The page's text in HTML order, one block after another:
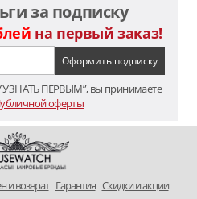
за подписку
на первый заказ!
ПЕРВЫМ”, вы принимаете
оферты
и возврат Гарантия Скидки и акции